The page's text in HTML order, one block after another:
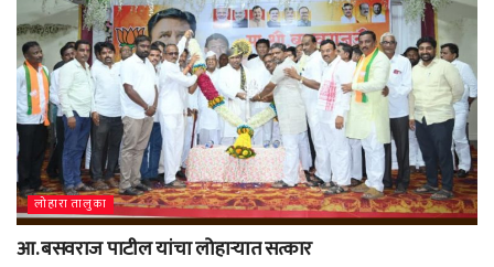
लोहारा तालुका
आ. बसवराज पाटील यांचा लोहाऱ्यात सत्कार